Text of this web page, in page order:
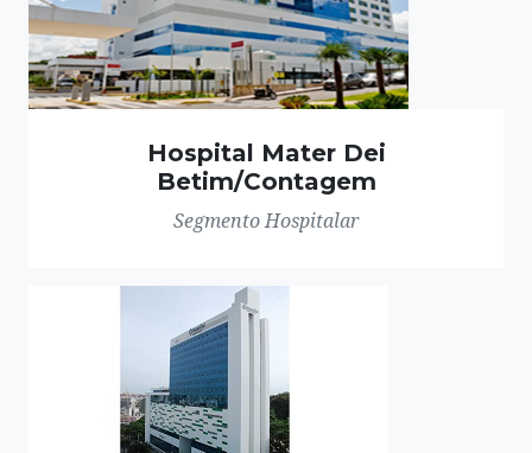
Hospital Mater Dei
Betim/Contagem
Segmento Hospitalar